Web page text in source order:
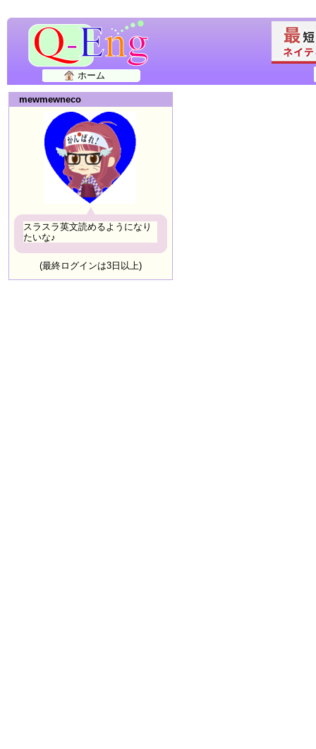
ホーム
mewmewneco
スラスラ英文読めるようになり
たいな♪
(最終ログインは3日以上)